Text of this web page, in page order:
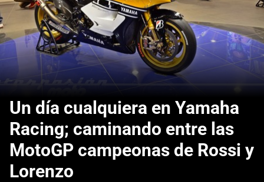
Un día cualquiera en Yamaha
Racing; caminando entre las
MotoGP campeonas de Rossi y
Lorenzo